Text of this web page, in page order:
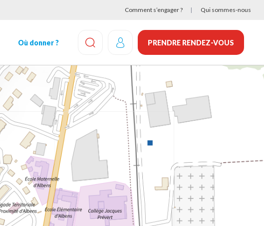
Comment s’engager ? Qui sommes-nous
Où donner ?
EFFECTUEZ UNE RECHERCHE
PRENDRE RENDEZ-VOUS